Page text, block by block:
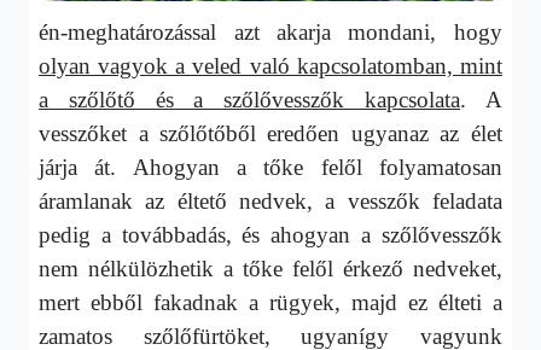
én-meghatározással azt akarja mondani, hogy
olyan vagyok a veled való kapcsolatomban, mint
a szőlőtő és a szőlővesszők kapcsolata. A
vesszőket a szőlőtőből eredően ugyanaz az élet
járja át. Ahogyan a tőke felől folyamatosan
áramlanak az éltető nedvek, a vesszők feladata
pedig a továbbadás, és ahogyan a szőlővesszők
nem nélkülözhetik a tőke felől érkező nedveket,
mert ebből fakadnak a rügyek, majd ez élteti a
zamatos szőlőfürtöket, ugyanígy vagyunk